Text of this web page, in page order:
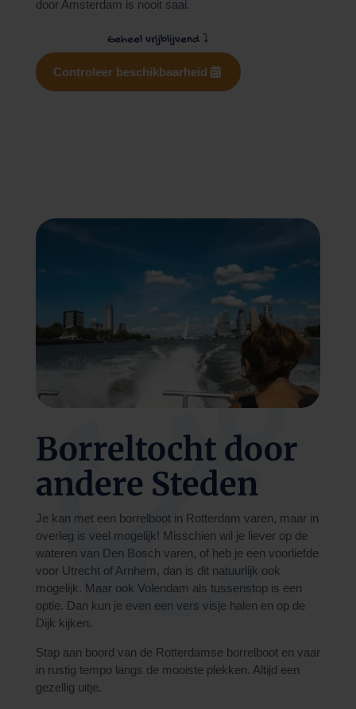
door Amsterdam is nooit saai.
Geheel vrijblijvend ⤵
Controleer beschikbaarheid
Borreltocht door
andere Steden
Je kan met een borrelboot in Rotterdam varen, maar in
overleg is veel mogelijk! Misschien wil je liever op de
wateren van Den Bosch varen, of heb je een voorliefde
voor Utrecht of Arnhem, dan is dit natuurlijk ook
mogelijk. Maar ook Volendam als tussenstop is een
optie. Dan kun je even een vers visje halen en op de
Dijk kijken.
Stap aan boord van de Rotterdamse borrelboot en vaar
in rustig tempo langs de mooiste plekken. Altijd een
gezellig uitje.